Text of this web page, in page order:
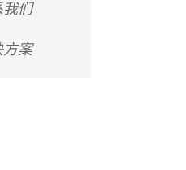
我们
方案